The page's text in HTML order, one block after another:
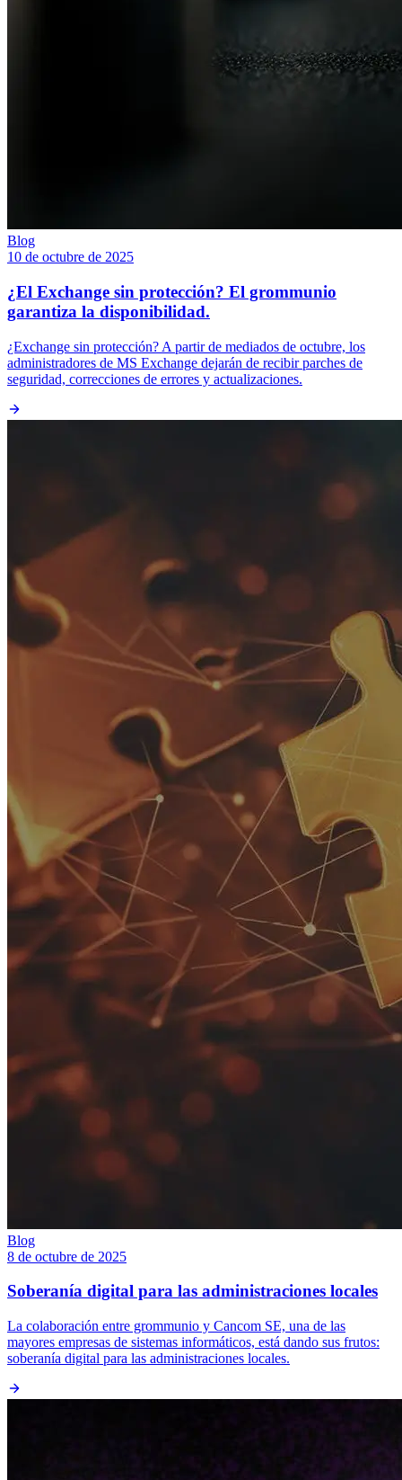
Blog
10 de octubre de 2025
¿El Exchange sin protección? El grommunio
garantiza la disponibilidad.
¿Exchange sin protección? A partir de mediados de octubre, los
administradores de MS Exchange dejarán de recibir parches de
seguridad, correcciones de errores y actualizaciones.
Blog
8 de octubre de 2025
Soberanía digital para las administraciones locales
La colaboración entre grommunio y Cancom SE, una de las
mayores empresas de sistemas informáticos, está dando sus frutos:
soberanía digital para las administraciones locales.